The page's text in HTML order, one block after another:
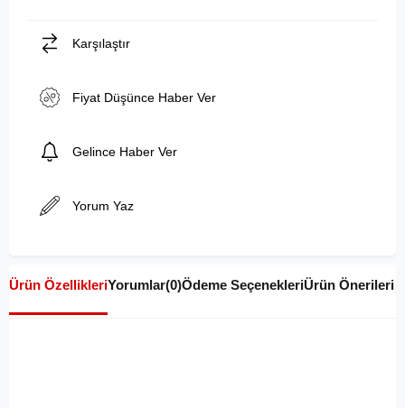
Karşılaştır
Fiyat Düşünce Haber Ver
Gelince Haber Ver
Yorum Yaz
Ürün ÖzellikleriYorumlar(0)Ödeme SeçenekleriÜrün Önerileri